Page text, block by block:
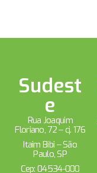
Sudest
e
Rua Joaquim
Floriano, 72 – cj. 176
Itaim Bibi – São
Paulo, SP
Cep: 04534-000